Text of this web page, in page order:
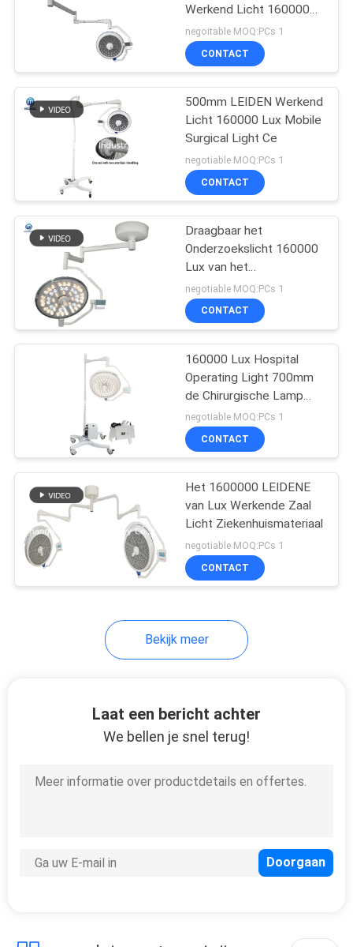
Werkend Licht 160000
Lux van Shadowless
negoitable MOQ:PCs 1
CONTACT
500mm LEIDEN Werkend
Licht 160000 Lux Mobile
Surgical Light Ce
negotiable MOQ:PCs 1
CONTACT
Draagbaar het
Onderzoekslicht 160000
Lux van het
ziekenhuisshadowless
negotiable MOQ:PCs 1
CONTACT
160000 Lux Hospital
Operating Light 700mm
de Chirurgische Lamp
van Shadowless
negotiable MOQ:PCs 1
CONTACT
Het 1600000 LEIDENE
van Lux Werkende Zaal
Licht Ziekenhuismateriaal
negotiable MOQ:PCs 1
CONTACT
Bekijk meer
Laat een bericht achter
We bellen je snel terug!